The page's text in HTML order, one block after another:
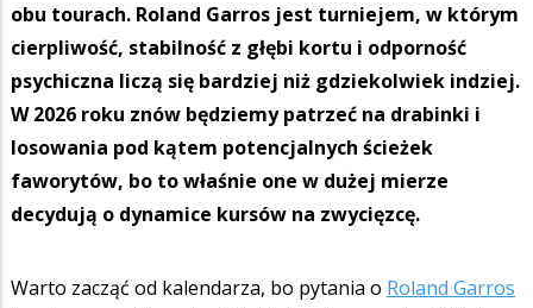
obu tourach. Roland Garros jest turniejem, w którym
cierpliwość, stabilność z głębi kortu i odporność
psychiczna liczą się bardziej niż gdziekolwiek indziej.
W 2026 roku znów będziemy patrzeć na drabinki i
losowania pod kątem potencjalnych ścieżek
faworytów, bo to właśnie one w dużej mierze
decydują o dynamice kursów na zwycięzcę.
Warto zacząć od kalendarza, bo pytania o Roland Garros